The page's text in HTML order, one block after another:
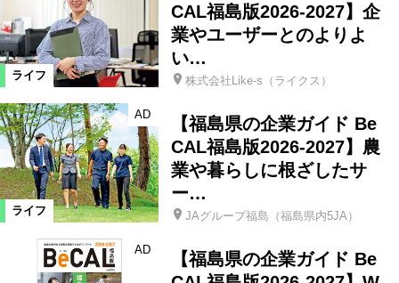
ライフ
CAL福島版2026-2027】企
業やユーザーとのよりよ
い…
株式会社Like-s（ライクス）
ライフ
AD
【福島県の企業ガイド Be
CAL福島版2026-2027】農
業や暮らしに根ざしたサ
ー…
JAグループ福島（福島県内5JA）
AD
【福島県の企業ガイド Be